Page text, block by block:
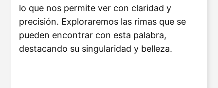
lo que nos permite ver con claridad y
precisión. Exploraremos las rimas que se
pueden encontrar con esta palabra,
destacando su singularidad y belleza.